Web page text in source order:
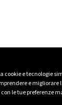
cookie e tecnologie
e
le tue preferenze